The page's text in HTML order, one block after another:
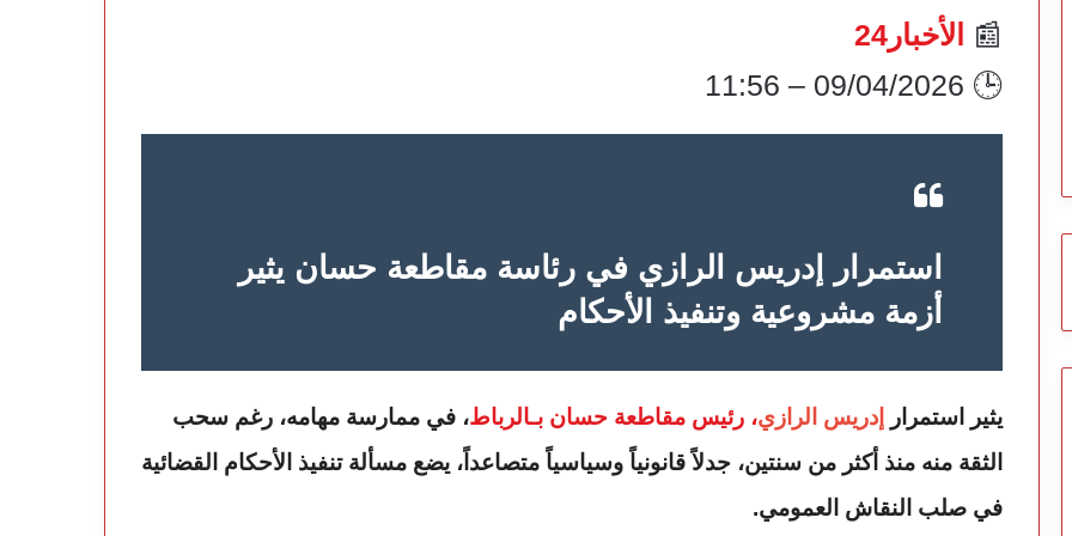
📰
الأخبار24
🕒 09/04/2026 – 11:56
استمرار إدريس الرازي في رئاسة مقاطعة حسان يثير
أزمة مشروعية وتنفيذ الأحكام
يثير استمرار إدريس الرازي، رئيس مقاطعة حسان بـالرباط، في ممارسة مهامه، رغم سحب
الثقة منه منذ أكثر من سنتين، جدلاً قانونياً وسياسياً متصاعداً، يضع مسألة تنفيذ الأحكام القضائية
في صلب النقاش العمومي.